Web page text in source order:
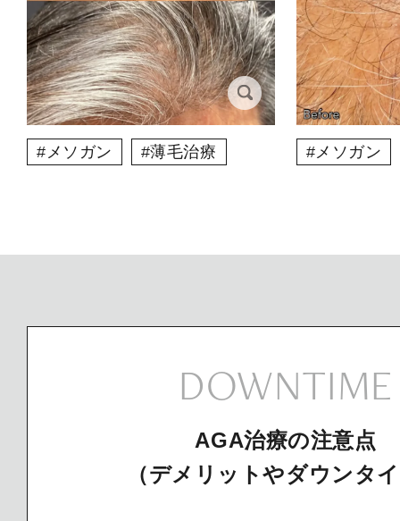
メソガン 薄毛治療 メソガン
AGA治療の注意点
（デメリットやダウンタ
DOWNTIME